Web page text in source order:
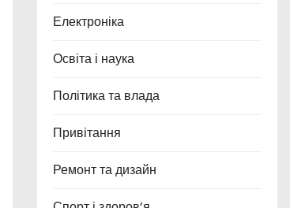
Електроніка
Освіта і наука
Політика та влада
Привітання
Ремонт та дизайн